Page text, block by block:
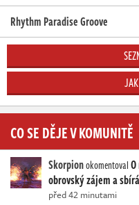
Rhythm Paradise Groove
CO SE DĚJE V KOMUNITĚ
Skorpionokomentoval
obrovský zájem a
před 42 minutami